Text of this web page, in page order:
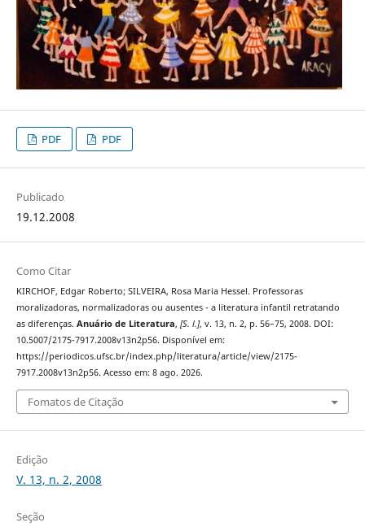
PDF PDF
Publicado
19.12.2008
Como Citar
KIRCHOF, Edgar Roberto; SILVEIRA, Rosa Maria Hessel. Professoras
moralizadoras, normalizadoras ou ausentes - a literatura infantil retratando
as diferenças. Anuário de Literatura, [S. l.], v. 13, n. 2, p. 56–75, 2008. DOI:
10.5007/2175-7917.2008v13n2p56. Disponível em:
https://periodicos.ufsc.br/index.php/literatura/article/view/2175-
7917.2008v13n2p56. Acesso em: 8 ago. 2026.
Fomatos de Citação
Edição
V. 13, n. 2, 2008
Seção